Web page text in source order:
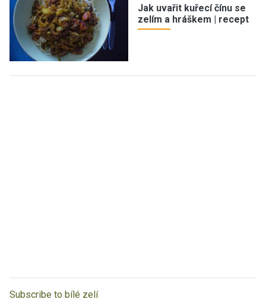
Jak uvařit kuřecí čínu se
zelím a hráškem | recept
Subscribe to bílé zelí